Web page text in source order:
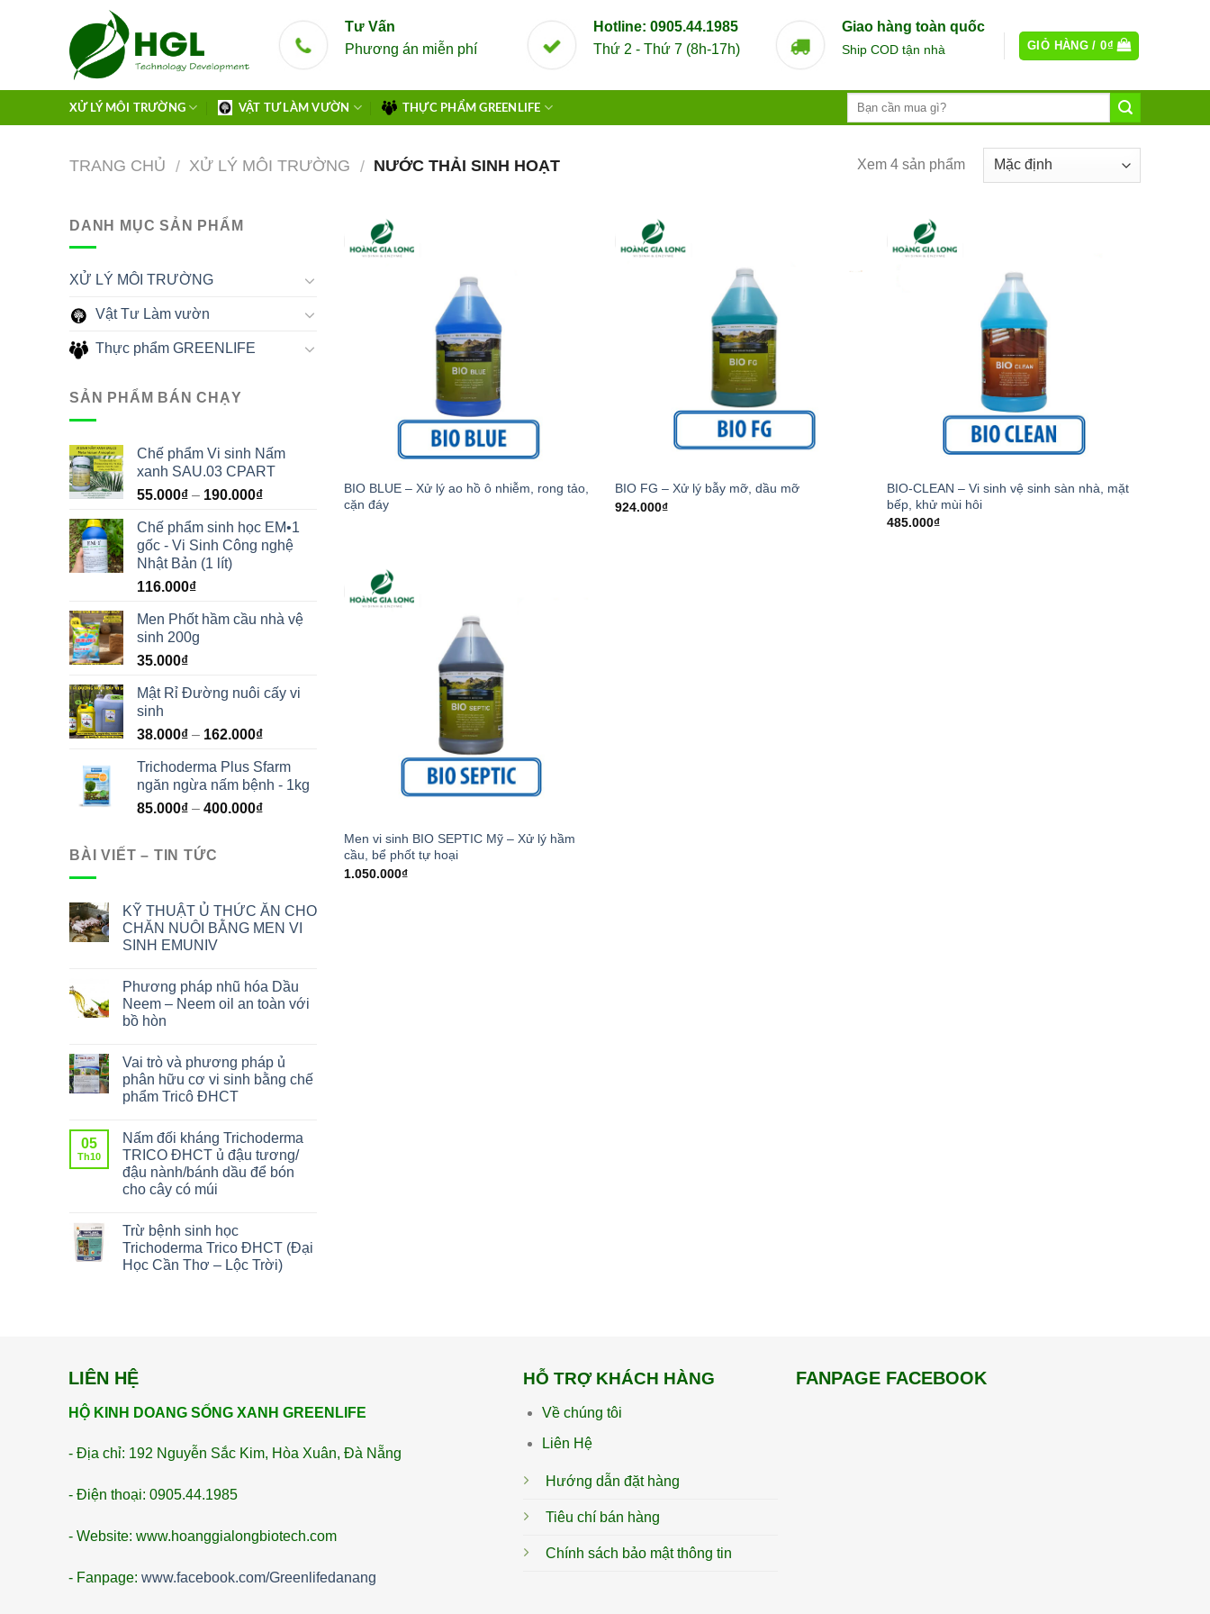
Tư Vấn
Phương án miễn phí
Hotline: 0905.44.1985
Thứ 2 - Thứ 7 (8h-17h)
Giao hàng toàn quốc
Ship COD tận nhà GIỎ HÀNG /0₫
XỬ LÝ MÔI TRƯỜNG VẬT TƯ LÀM VƯỜN THỰC PHẨM GREENLIFE
TRANG CHỦ / XỬ LÝ MÔI TRƯỜNG / NƯỚC THẢI SINH HOẠT Xem 4 sản phẩm
DANH MỤC SẢN PHẨM
XỬ LÝ MÔI TRƯỜNG
Vật Tư Làm vườn
Thực phẩm GREENLIFE
SẢN PHẨM BÁN CHẠY
Chế phẩm Vi sinh Nấm
xanh SAU.03 CPART
55.000₫ – 190.000₫
Chế phẩm sinh học EM•1
gốc - Vi Sinh Công nghệ
Nhật Bản (1 lít)
116.000₫
Men Phốt hầm cầu nhà vệ
sinh 200g
35.000₫
Mật Rỉ Đường nuôi cấy vi
sinh
38.000₫ – 162.000₫
Trichoderma Plus Sfarm
ngăn ngừa nấm bệnh - 1kg
85.000₫ – 400.000₫
BÀI VIẾT – TIN TỨC
KỸ THUẬT Ủ THỨC ĂN CHO
CHĂN NUÔI BẰNG MEN VI
SINH EMUNIV
Phương pháp nhũ hóa Dầu
Neem – Neem oil an toàn với
bồ hòn
Vai trò và phương pháp ủ
phân hữu cơ vi sinh bằng chế
phẩm Tricô ĐHCT
05
Th10
Nấm đối kháng Trichoderma
TRICO ĐHCT ủ đậu tương/
đậu nành/bánh dầu để bón
cho cây có múi
Trừ bệnh sinh học
Trichoderma Trico ĐHCT (Đại
Học Cần Thơ – Lộc Trời)
BIO BLUE – Xử lý ao hồ ô nhiễm, rong tảo,
cặn đáy
BIO FG – Xử lý bẫy mỡ, dầu mỡ
924.000₫
BIO-CLEAN – Vi sinh vệ sinh sàn nhà, mặt
bếp, khử mùi hôi
485.000₫
Men vi sinh BIO SEPTIC Mỹ – Xử lý hầm
cầu, bể phốt tự hoại
1.050.000₫
LIÊN HỆ
HỘ KINH DOANG SỐNG XANH GREENLIFE
- Địa chỉ: 192 Nguyễn Sắc Kim, Hòa Xuân, Đà Nẵng
- Điện thoại: 0905.44.1985
- Website: www.hoanggialongbiotech.com
- Fanpage: www.facebook.com/Greenlifedanang
HỖ TRỢ KHÁCH HÀNG
Về chúng tôi
Liên Hệ
Hướng dẫn đặt hàng
Tiêu chí bán hàng
Chính sách bảo mật thông tin
FANPAGE FACEBOOK